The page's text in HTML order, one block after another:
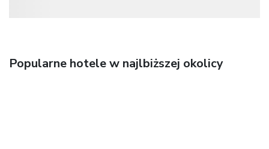
Popularne hotele w najlbiższej okolicy